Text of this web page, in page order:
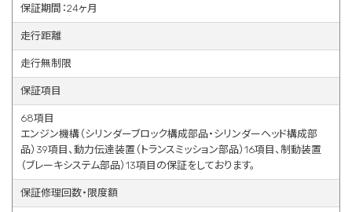
保証期間：24ヶ月
走行距離
走行無制限
保証項目
68項目
エンジン機構（シリンダーブロック構成部品・シリンダーヘッド構成部
品）39項目、動力伝達装置（トランスミッション部品）16項目、制動装置
（ブレーキシステム部品）13項目の保証をしております。
保証修理回数・限度額